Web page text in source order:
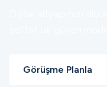
Görüşme Planla